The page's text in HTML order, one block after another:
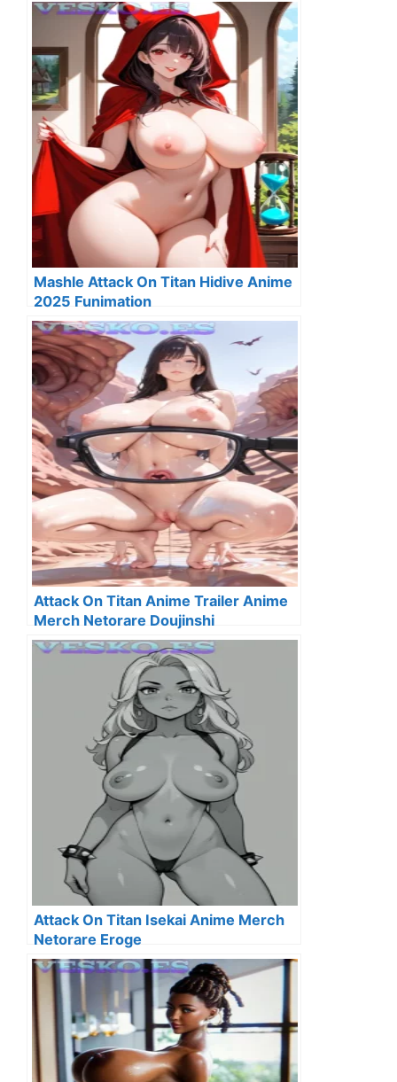
Mashle Attack On Titan Hidive Anime
2025 Funimation
Attack On Titan Anime Trailer Anime
Merch Netorare Doujinshi
Attack On Titan Isekai Anime Merch
Netorare Eroge